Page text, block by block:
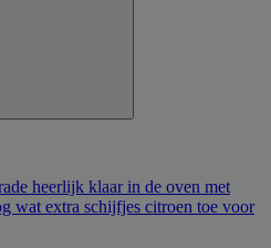
heerlijk klaar in de oven met
wat extra schijfjes citroen toe voor